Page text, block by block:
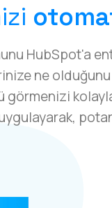
HubSpot'a
ne